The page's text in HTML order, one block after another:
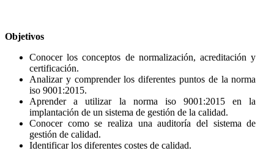
Objetivos
Conocer los conceptos de normalización, acreditación y
certificación.
Analizar y comprender los diferentes puntos de la norma
iso 9001:2015.
Aprender a utilizar la norma iso 9001:2015 en la
implantación de un sistema de gestión de la calidad.
Conocer como se realiza una auditoría del sistema de
gestión de calidad.
Identificar los diferentes costes de calidad.